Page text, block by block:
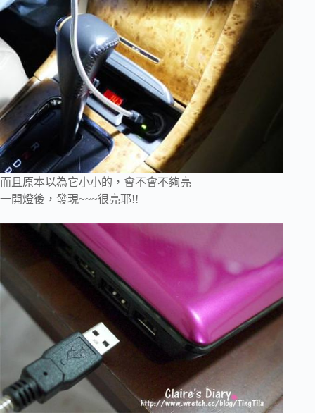
而且原本以為它小小的，會不會不夠亮
一開燈後，發現~~~很亮耶!!